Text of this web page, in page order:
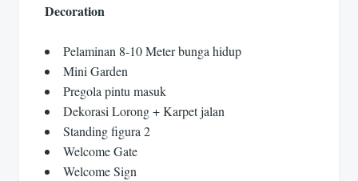
Decoration
Pelaminan 8-10 Meter bunga hidup
Mini Garden
Pregola pintu masuk
Dekorasi Lorong + Karpet jalan
Standing figura 2
Welcome Gate
Welcome Sign